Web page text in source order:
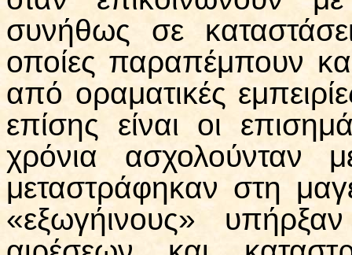
συνήθως σε
οποίες παραπέμπουν
από οραματικές
επίσης είναι οι
χρόνια
μεταστράφηκαν στη
«εξωγήινους»